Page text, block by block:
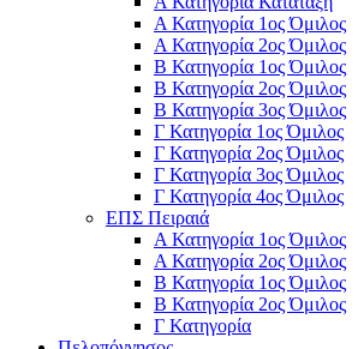
Α Κατηγορία 1ος Όμιλος
Α Κατηγορία 2ος Όμιλος
Β Κατηγορία 1ος Όμιλος
Β Κατηγορία 2ος Όμιλος
Β Κατηγορία 3ος Όμιλος
Γ Κατηγορία 1ος Όμιλος
Γ Κατηγορία 2ος Όμιλος
Γ Κατηγορία 3ος Όμιλος
Γ Κατηγορία 4ος Όμιλος
ΕΠΣ Πειραιά
Α Κατηγορία 1ος Όμιλος
Α Κατηγορία 2ος Όμιλος
Β Κατηγορία 1ος Όμιλος
Β Κατηγορία 2ος Όμιλος
Γ Κατηγορία